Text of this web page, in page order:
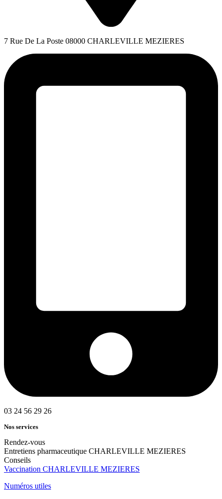
7 Rue De La Poste 08000 CHARLEVILLE MEZIERES
03 24 56 29 26
Nos services
Rendez-vous
Entretiens pharmaceutique CHARLEVILLE MEZIERES
Conseils
Vaccination CHARLEVILLE MEZIERES
Numéros utiles